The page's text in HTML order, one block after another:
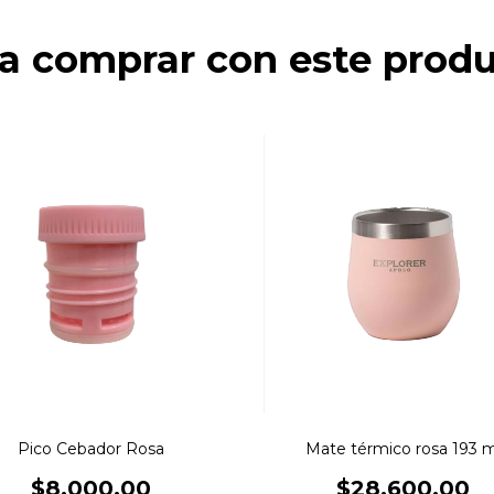
comprar con este
Pico Cebador Rosa Mate térmico rosa 193